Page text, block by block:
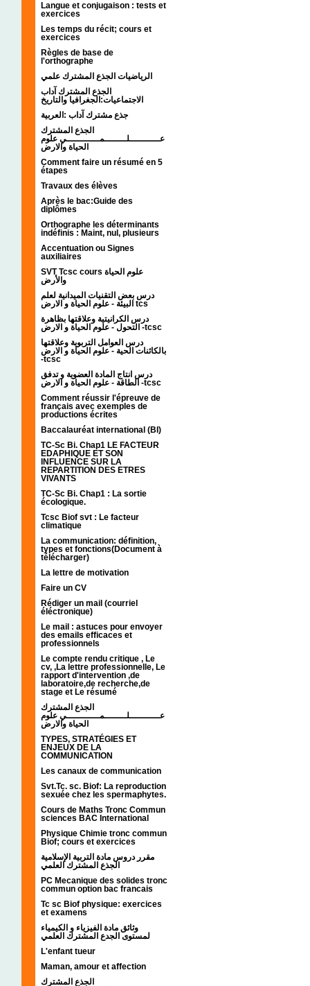
Langue et conjugaison : tests et
exercices
Les temps du récit; cours et
exercices
Règles de base de
l'orthographe
الرياضيات الجذع المشترك علمي
الجذع المشترك آداب
الاجتماعيات:الجغرافيا والتاريخ
جذع مشترك آداب :العربية
الجذع المشترك
عـــــــــــلــــــــمــــــــــــي علوم
الحياة والارض
Comment faire un résumé en 5
étapes
Travaux des élèves
Après le bac:Guide des
diplômes
Orthographe les déterminants
indéfinis : Maint, nul, plusieurs
Accentuation ou Signes
auxiliaires
SVT Tcsc cours علوم الحياة
والأرض
درس بعض التقنيات الميدانية لعلم
البيئة - علوم الحياة و الارض tcs
درس الكرانيتية وعلاقتها بظاهرة
التحول - علوم الحياة و الارض -tcsc
درس العوامل التربوية وعلاقتها
بالكائنات الحية - علوم الحياة و الارض
-tcsc
درس انتاج المادة العضوية و تدفق
الطاقة - علوم الحياة و الارض -tcsc
Comment réussir l'épreuve de
français avec exemples de
productions écrites
Baccalauréat international (BI)
TC-Sc Bi. Chap1 LE FACTEUR
EDAPHIQUE ET SON
INFLUENCE SUR LA
REPARTITION DES ETRES
VIVANTS
TC-Sc Bi. Chap1 : La sortie
écologique.
Tcsc Biof svt : Le facteur
climatique
La communication: définition,
types et fonctions(Document à
télécharger)
La lettre de motivation
Faire un CV
Rédiger un mail (courriel
éléctronique)
Le mail : astuces pour envoyer
des emails efficaces et
professionnels
Le compte rendu critique , Le
cv, ,La lettre professionnelle, Le
rapport d'intervention ,de
laboratoire,de recherche,de
stage et Le résumé
الجذع المشترك
عـــــــــــلــــــــمــــــــــــي علوم
الحياة والارض
TYPES, STRATÉGIES ET
ENJEUX DE LA
COMMUNICATION
Les canaux de communication
Svt.Tc. sc. Biof: La reproduction
sexuée chez les spermaphytes.
Cours de Maths Tronc Commun
sciences BAC International
Physique Chimie tronc commun
Biof; cours et exercices
مقرر دروس مادة التربية الإسلامية
الجذع المشترك العلمي
PC Mecanique des solides tronc
commun option bac francais
Tc sc Biof physique: exercices
et examens
وثائق مادة الفيزياء و الكيمياء
L'enfant tueur
Maman, amour et affection
الجذع المشترك